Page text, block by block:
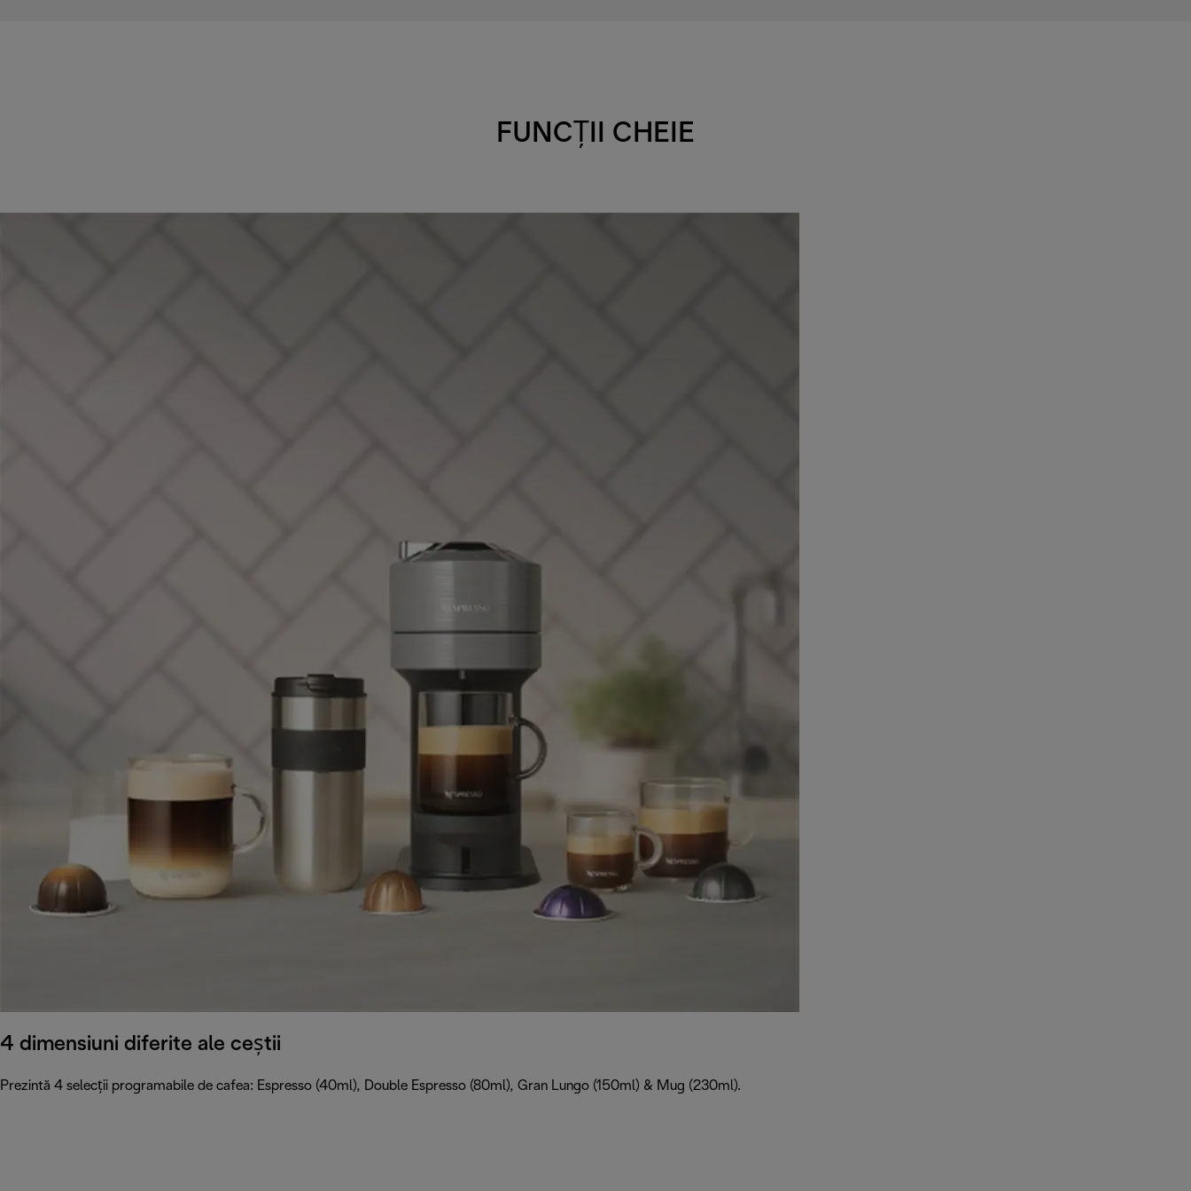
FUNCȚII CHEIE
4 dimensiuni diferite ale ceștii
Prezintă 4 selecții programabile de cafea: Espresso (40ml), Double Espresso (80ml), Gran Lungo (150ml) & Mug (230ml).